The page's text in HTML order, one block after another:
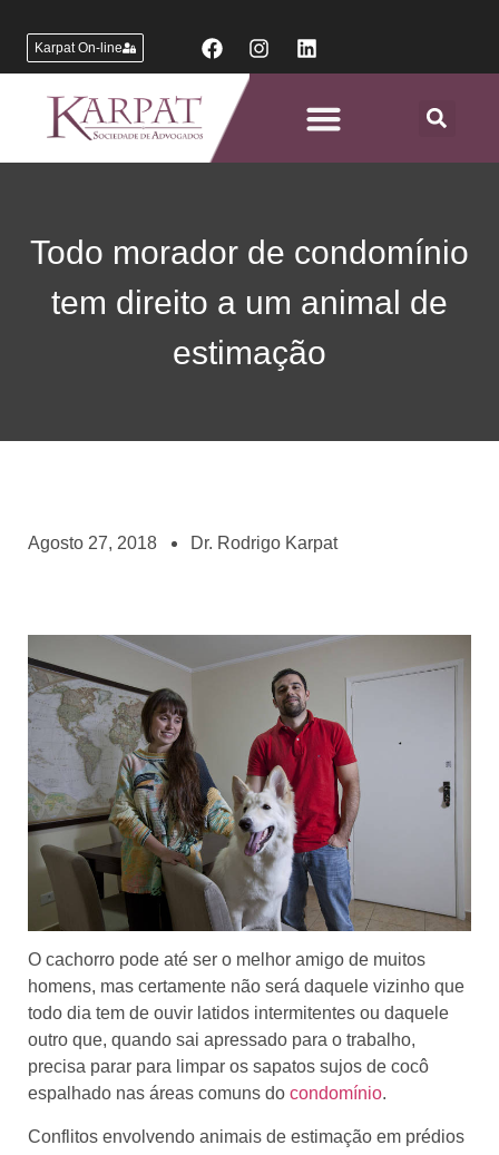
Karpat On-line
Todo morador de condomínio
tem direito a um animal de
estimação
Agosto 27, 2018 Dr. Rodrigo Karpat
O cachorro pode até ser o melhor amigo de muitos
homens, mas certamente não será daquele vizinho que
todo dia tem de ouvir latidos intermitentes ou daquele
outro que, quando sai apressado para o trabalho,
precisa parar para limpar os sapatos sujos de cocô
espalhado nas áreas comuns do condomínio.
Conflitos envolvendo animais de estimação em prédios